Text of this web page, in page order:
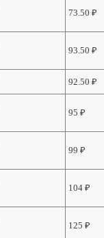
73.50₽
93.50₽
92.50₽
95₽
99₽
104₽
125₽